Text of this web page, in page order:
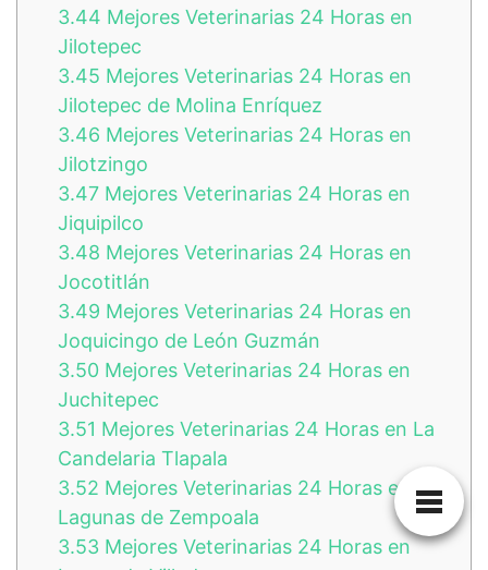
3.44 Mejores Veterinarias 24 Horas en
Jilotepec
3.45 Mejores Veterinarias 24 Horas en
Jilotepec de Molina Enríquez
3.46 Mejores Veterinarias 24 Horas en
Jilotzingo
3.47 Mejores Veterinarias 24 Horas en
Jiquipilco
3.48 Mejores Veterinarias 24 Horas en
Jocotitlán
3.49 Mejores Veterinarias 24 Horas en
Joquicingo de León Guzmán
3.50 Mejores Veterinarias 24 Horas en
Juchitepec
3.51 Mejores Veterinarias 24 Horas en La
Candelaria Tlapala
3.52 Mejores Veterinarias 24 Horas en
Lagunas de Zempoala
3.53 Mejores Veterinarias 24 Horas en